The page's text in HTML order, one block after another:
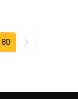
80